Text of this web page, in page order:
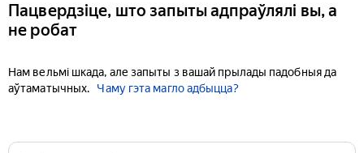
Пацвердзіце, што запыты адпраўлялі вы, а
не робат
Нам вельмі шкада, але запыты з вашай прылады падобныя да
аўтаматычных.
Чаму гэта магло адбыцца?